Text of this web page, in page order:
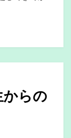
からの